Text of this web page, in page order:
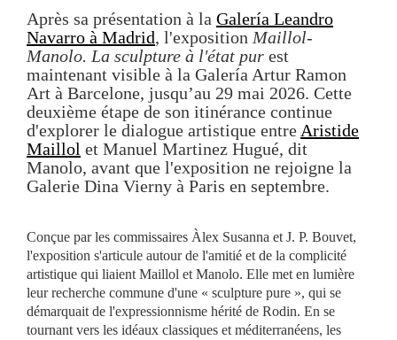
Après sa présentation à la Galería Leandro
Navarro à Madrid, l'exposition Maillol-
Manolo. La sculpture à l'état pur est
maintenant visible à la Galería Artur Ramon
Art à Barcelone, jusqu’au 29 mai 2026. Cette
deuxième étape de son itinérance continue
d'explorer le dialogue artistique entre Aristide
Maillol et Manuel Martinez Hugué, dit
Manolo, avant que l'exposition ne rejoigne la
Galerie Dina Vierny à Paris en septembre.
Conçue par les commissaires Àlex Susanna et J. P. Bouvet,
l'exposition s'articule autour de l'amitié et de la complicité
artistique qui liaient Maillol et Manolo. Elle met en lumière
leur recherche commune d'une « sculpture pure », qui se
démarquait de l'expressionnisme hérité de Rodin. En se
tournant vers les idéaux classiques et méditerranéens, les